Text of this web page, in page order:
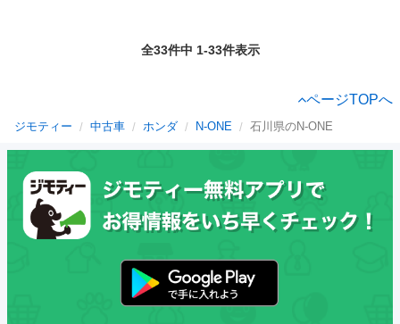
全33件中 1-33件表示
ページTOPへ
ジモティー 中古車 ホンダ N-ONE 石川県のN-ONE